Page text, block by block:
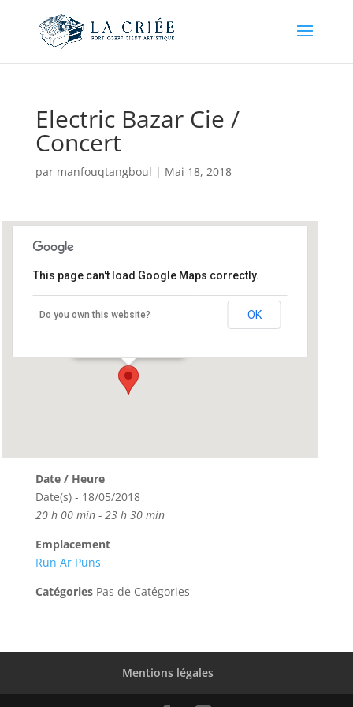
Electric Bazar Cie /
Concert
par manfouqtangboul | Mai 18, 2018
Run Ar Puns
This page can't load Google Maps correctly.
Do you own this website? OK
Date / Heure
Date(s) - 18/05/2018
20 h 00 min - 23 h 30 min
Emplacement
Run Ar Puns
CatégoriesPas de Catégories
Mentions légales